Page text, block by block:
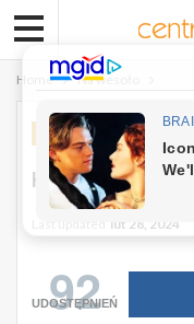
Home Na wesoło
NA WESOŁO
Kawał:
lut 28, 2024
92
UDOSTĘPNIEŃ